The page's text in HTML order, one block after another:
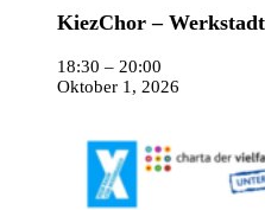
KiezChor –
18:30 – 20:00
Oktober 1, 2026